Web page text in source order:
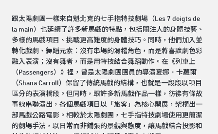
跟太陽劇團一樣來自魁北克的七手指特技劇場（Les 7 doigts de
la main）也延續了許多新馬戲的特點，包括關注人的身體技藝、
多樣的馬戲項目、挑戰更高難度的身體技巧。同時，他們加入並
轉化戲劇、舞蹈元素：沒有串場的滑稽角色，而是將喜默劇色彩
融入表演；沒有舞者，而是用特技結合舞蹈動作。在《列車上
（Passengers）》裡，曾是太陽劇團團員的導演夏娜．卡蘿爾
（Shana Carroll）保留了傳統馬戲的結構，也就是一段段以項目
區分的表演橋段。但同時，跟許多新馬戲作品一樣，彷彿有條故
事線串聯演出，各個馬戲項目以「旅客」為核心開展，架構出一
部馬戲公路電影。相較於太陽劇團，七手指特技劇場使用更簡潔
的劇場手法，以日常而非鋪張的景觀與態度，讓馬戲結合投影和